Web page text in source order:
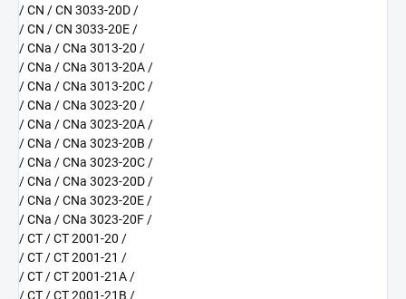
/ CN / CN 3033-20D /
/ CN / CN 3033-20E /
/ CNa / CNa 3013-20 /
/ CNa / CNa 3013-20A /
/ CNa / CNa 3013-20C /
/ CNa / CNa 3023-20 /
/ CNa / CNa 3023-20A /
/ CNa / CNa 3023-20B /
/ CNa / CNa 3023-20C /
/ CNa / CNa 3023-20D /
/ CNa / CNa 3023-20E /
/ CNa / CNa 3023-20F /
/ CT / CT 2001-20 /
/ CT / CT 2001-21 /
/ CT / CT 2001-21A /
/ CT / CT 2001-21B /